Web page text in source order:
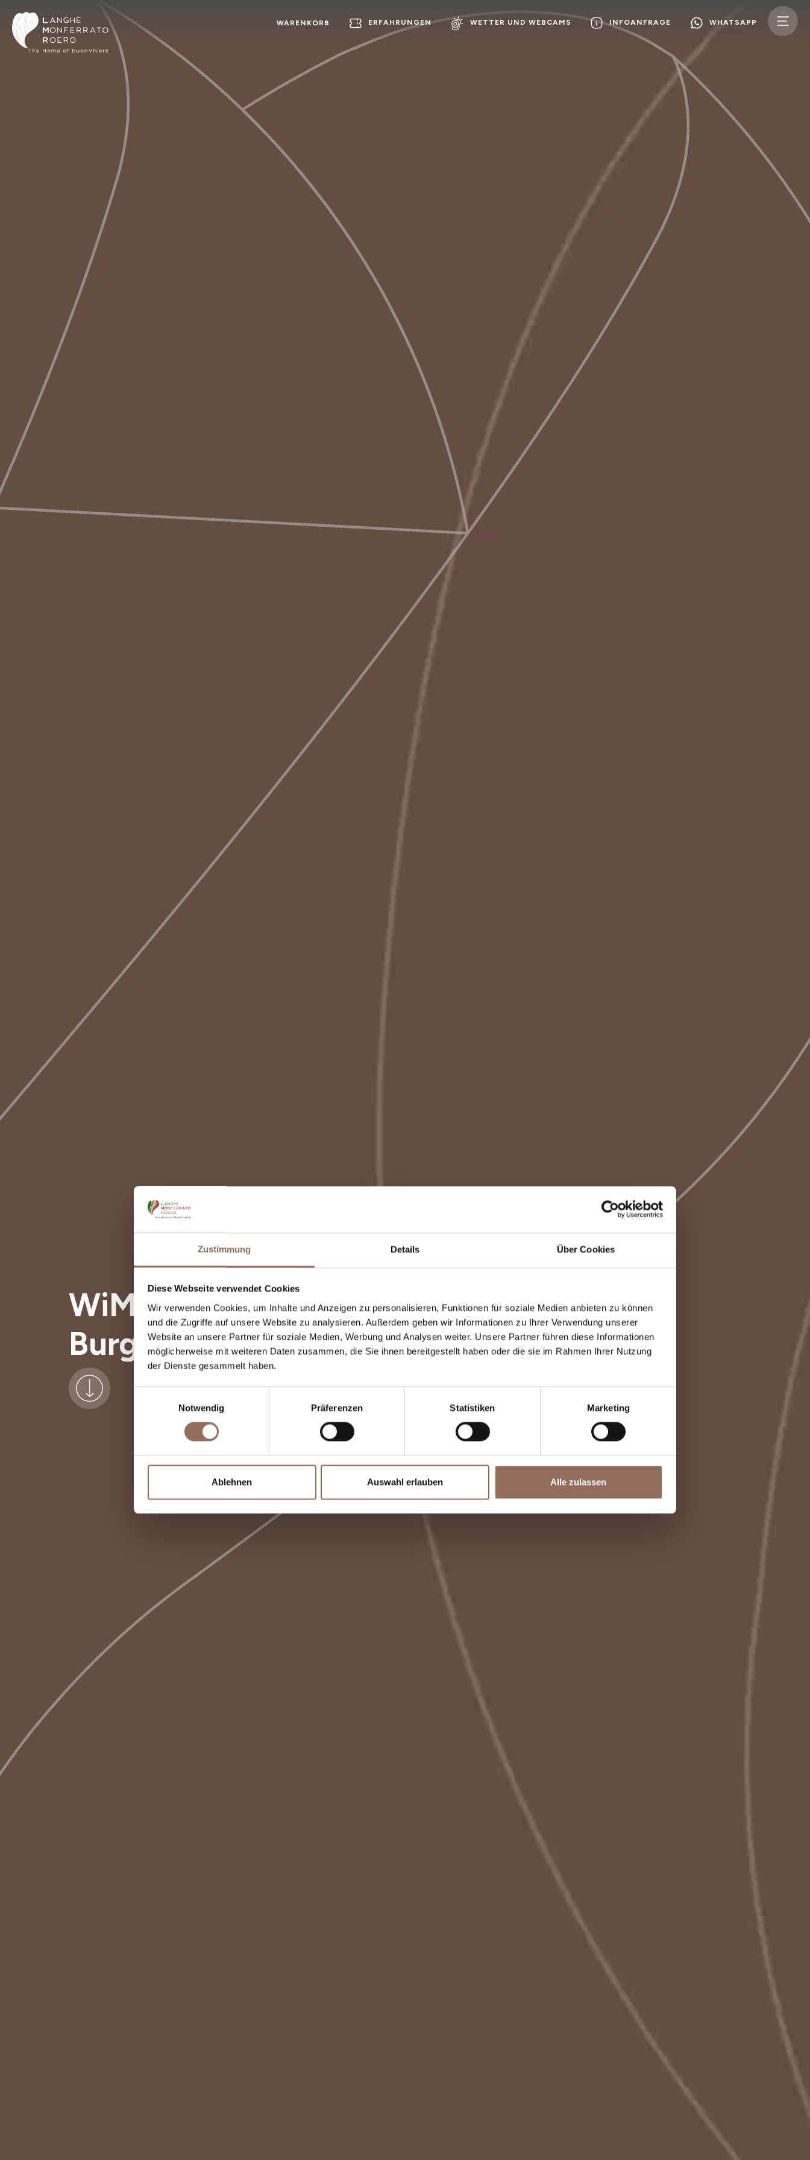
Zustimmung Details Über Cookies
Diese Webseite verwendet Cookies
Wir verwenden Cookies, um Inhalte und Anzeigen zu personalisieren, Funktionen für soziale Medien anbieten zu können
und die Zugriffe auf unsere Website zu analysieren. Außerdem geben wir Informationen zu Ihrer Verwendung unserer
Website an unsere Partner für soziale Medien, Werbung und Analysen weiter. Unsere Partner führen diese Informationen
möglicherweise mit weiteren Daten zusammen, die Sie ihnen bereitgestellt haben oder die sie im Rahmen Ihrer Nutzung
der Dienste gesammelt haben.
Notwendig
Präferenzen Statistiken Marketing
Ablehnen Auswahl erlauben Alle zulassen
WARENKORB ERFAHRUNGEN WETTER UND WEBCAMS INFOANFRAGE WHATSAPP
WiMu Weinmuseum -
Burg von Barolo